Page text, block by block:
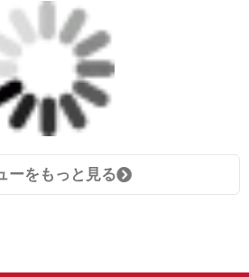
ーをもっと見る